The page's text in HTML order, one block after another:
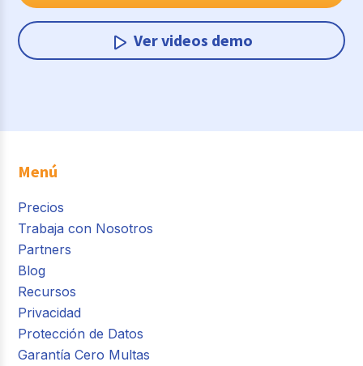
Ver videos demo
Menú
Precios
Trabaja con Nosotros
Partners
Blog
Recursos
Privacidad
Protección de Datos
Garantía Cero Multas